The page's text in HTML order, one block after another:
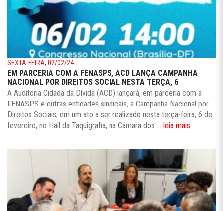
SEXTA-FEIRA, 02/02/24
EM PARCERIA COM A FENASPS, ACD LANÇA CAMPANHA
NACIONAL POR DIREITOS SOCIAL NESTA TERÇA, 6
A Auditoria Cidadã da Dívida (ACD) lançará, em parceria com a
FENASPS e outras entidades sindicais, a Campanha Nacional por
Direitos Sociais, em um ato a ser realizado nesta terça-feira, 6 de
fevereiro, no Hall da Taquigrafia, na Câmara dos ... leia mais